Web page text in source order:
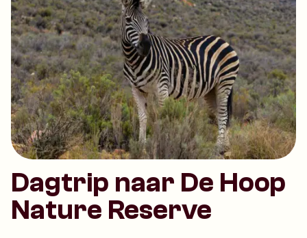
Dagtrip naar De Hoop
Nature Reserve